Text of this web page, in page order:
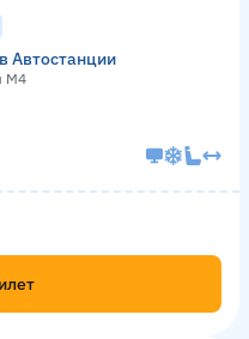
Автостанции
М4